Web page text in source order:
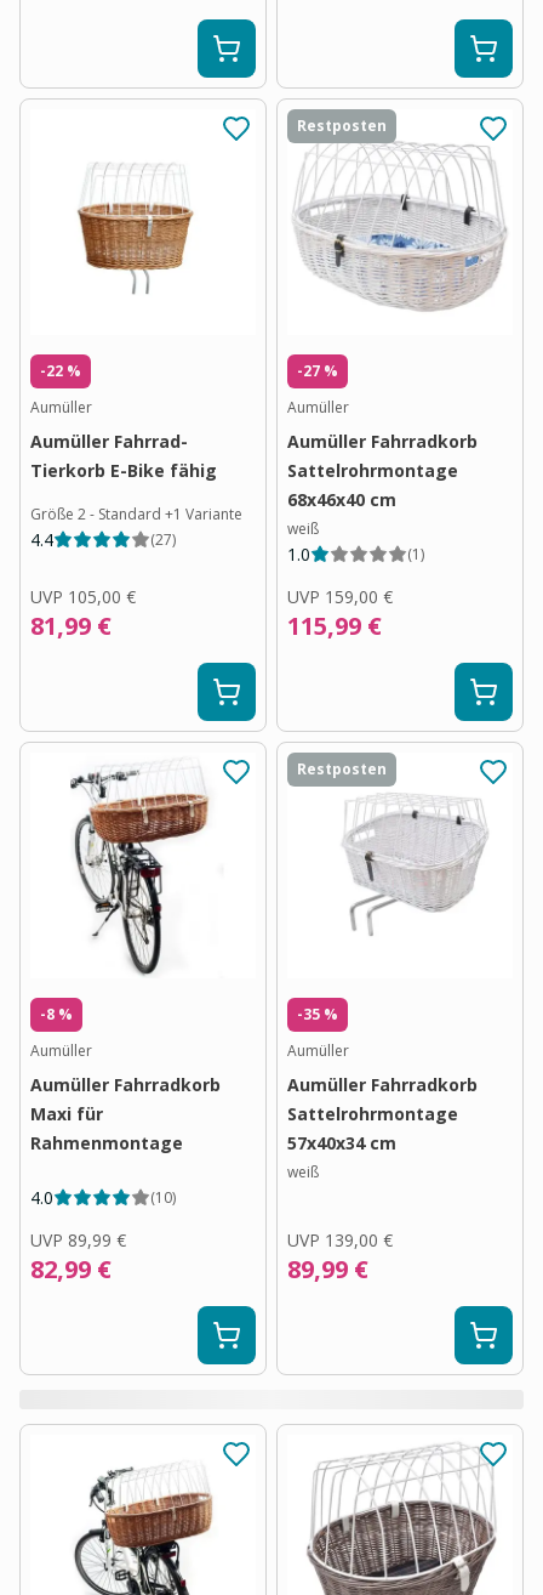
-22 %
Aumüller
Aumüller Fahrrad-
Tierkorb E-Bike fähig
Größe 2 - Standard +1 Variante
4.4 (27)
UVP 105,00 €
81,99 €
Restposten
-27 %
Aumüller
Aumüller Fahrradkorb
Sattelrohrmontage
68x46x40 cm
weiß
1.0 (1)
UVP 159,00 €
115,99 €
-8 %
Aumüller
Aumüller Fahrradkorb
Maxi für
Rahmenmontage
4.0 (10)
UVP 89,99 €
82,99 €
Restposten
-35 %
Aumüller
Aumüller Fahrradkorb
Sattelrohrmontage
57x40x34 cm
weiß
UVP 139,00 €
89,99 €